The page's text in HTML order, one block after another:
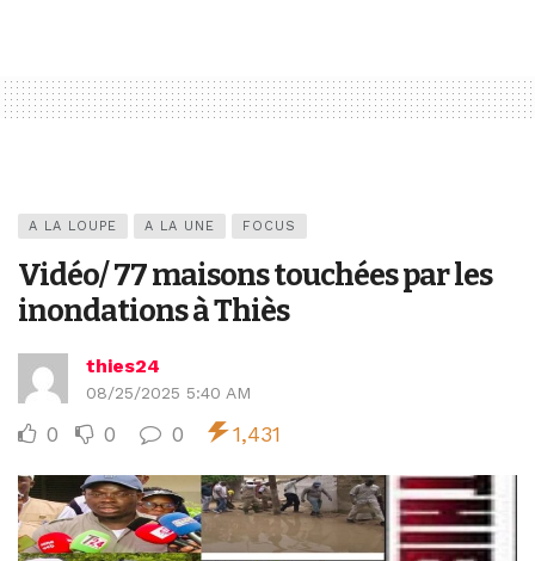
A LA LOUPE A LA UNE FOCUS
Vidéo/ 77 maisons touchées par les
inondations à Thiès
thies24
08/25/2025 5:40 AM
0 0 0 1,431